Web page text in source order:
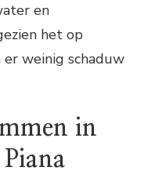
en
het op
er weinig schaduw
in